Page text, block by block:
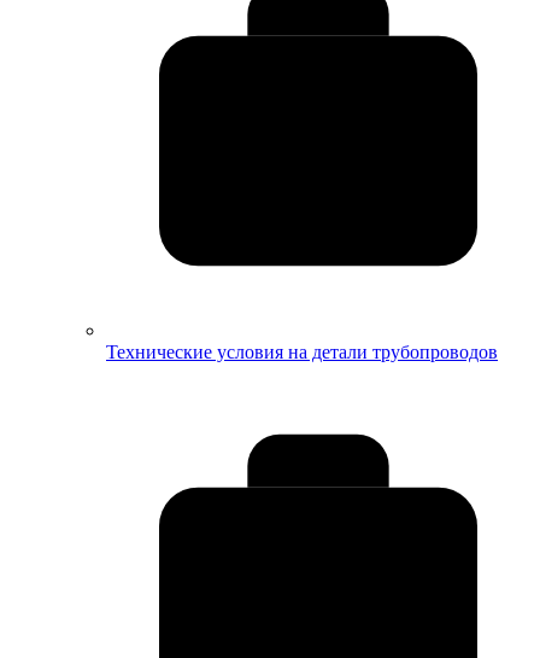
Технические условия на детали трубопроводов